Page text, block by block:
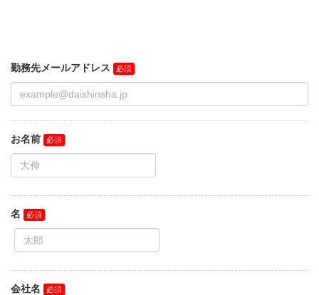
勤務先メールアドレス
お名前
名
会社名